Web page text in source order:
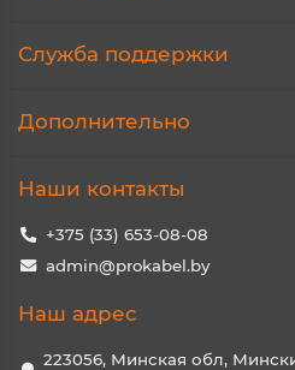
Служба поддержки
Дополнительно
Наши контакты
+375 (33) 653-08-08
admin@prokabel.by
Наш адрес
223056, Минская обл,